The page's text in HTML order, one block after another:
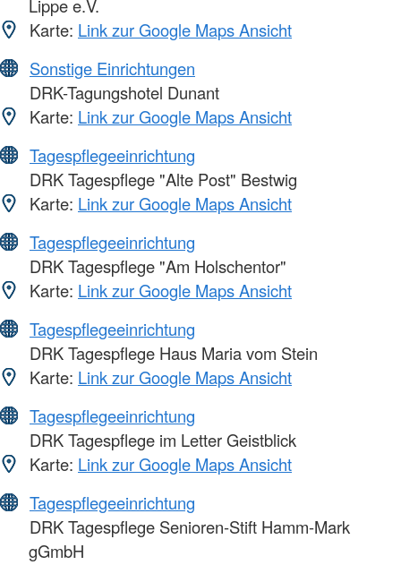
Lippe e.V.
Karte: Link zur Google Maps Ansicht
Sonstige Einrichtungen
DRK-Tagungshotel Dunant
Karte: Link zur Google Maps Ansicht
Tagespflegeeinrichtung
DRK Tagespflege "Alte Post" Bestwig
Karte: Link zur Google Maps Ansicht
Tagespflegeeinrichtung
DRK Tagespflege "Am Holschentor"
Karte: Link zur Google Maps Ansicht
Tagespflegeeinrichtung
DRK Tagespflege Haus Maria vom Stein
Karte: Link zur Google Maps Ansicht
Tagespflegeeinrichtung
DRK Tagespflege im Letter Geistblick
Karte: Link zur Google Maps Ansicht
Tagespflegeeinrichtung
DRK Tagespflege Senioren-Stift Hamm-Mark
gGmbH